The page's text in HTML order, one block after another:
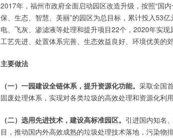
2017年，福州市政府全面启动园区改造升级，按照“国
保、生态、智慧、美丽”的园区为总目标，累计投入53
电、飞灰、渗滤液等处理和提升项目22个，2020年实现
工艺先进、处置体系完善、生态效益良好、环境优美的
主要做法
（一）一园建设全链体系，提升资源化功能。 采取全国
固废处理体系，实现对各类垃圾的高效处理和资源化利用
（二）选用先进技术，建设高标准园区。 引进国内知名
目，推动国内外高效成熟的垃圾处理技术落地，污染物